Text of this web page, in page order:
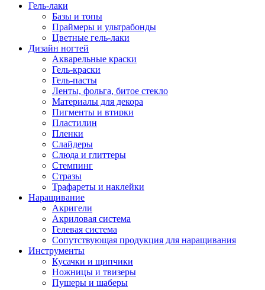
Гель-лаки
Базы и топы
Праймеры и ультрабонды
Цветные гель-лаки
Дизайн ногтей
Акварельные краски
Гель-краски
Гель-пасты
Ленты, фольга, битое стекло
Материалы для декора
Пигменты и втирки
Пластилин
Пленки
Слайдеры
Слюда и глиттеры
Стемпинг
Стразы
Трафареты и наклейки
Наращивание
Акригели
Акриловая система
Гелевая система
Сопутствующая продукция для наращивания
Инструменты
Кусачки и щипчики
Ножницы и твизеры
Пушеры и шаберы